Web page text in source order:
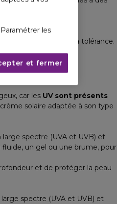
la protection et la tolérance.
jours ?
car les UV sont présents
solaire adaptée à son type
large spectre (UVA et UVB) et
fluide, un gel ou une brume, pour
et de protéger la peau
large spectre (UVA et UVB) et
les
et fermer